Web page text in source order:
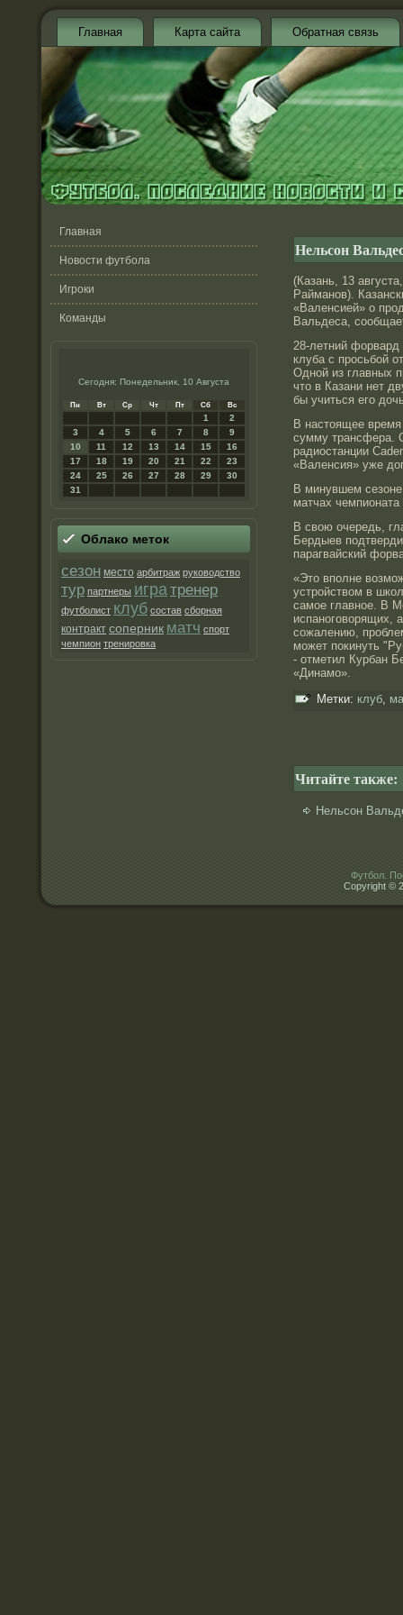
Главная Карта сайта Обратная связь
Главная
Новости футбола
Игроки
Команды
Сегодня: Понедельник, 10 Августа
Пн Вт Ср Чт Пт Сб Вс
1
2
3
4 5 6 7 8
9
10
11 12 13 14 15
16
17
18 19 20 21 22
23
24
25 26 27 28 29
30
31
Облако метοк
сезон место арбитраж руководство
тур партнеры игратренер
футболист клуб состав сборная
контракт соперник матч спорт
чемпион тренировка
Нельсон
(Казань, 13
Райманов).
«Валенсией» о
Вальдеса,
28-летний форвард
клуба с просьбой
Одной из главных
что в Казани нет
бы учиться его
В настоящее
сумму трансфера.
радиостанции
«Валенсия» уже
В минувшем
матчах
В свою очередь,
Бердыев
парагвайский
«Это вполне
устройством в
самое главное. В
испаноговорящих,
сожалению,
может покинуть
- отметил Курбан
«Динамо».
Метки: клуб,
Читайте также:
Нельсон
Футбол.
Copyright ©